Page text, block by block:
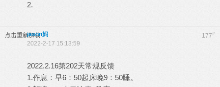
2.
点击重新加载 177#
jason妈
2022-2-17 15:13:59
2022.2.16第202天常规反馈
1.作息：早6：50起床晚9：50睡。